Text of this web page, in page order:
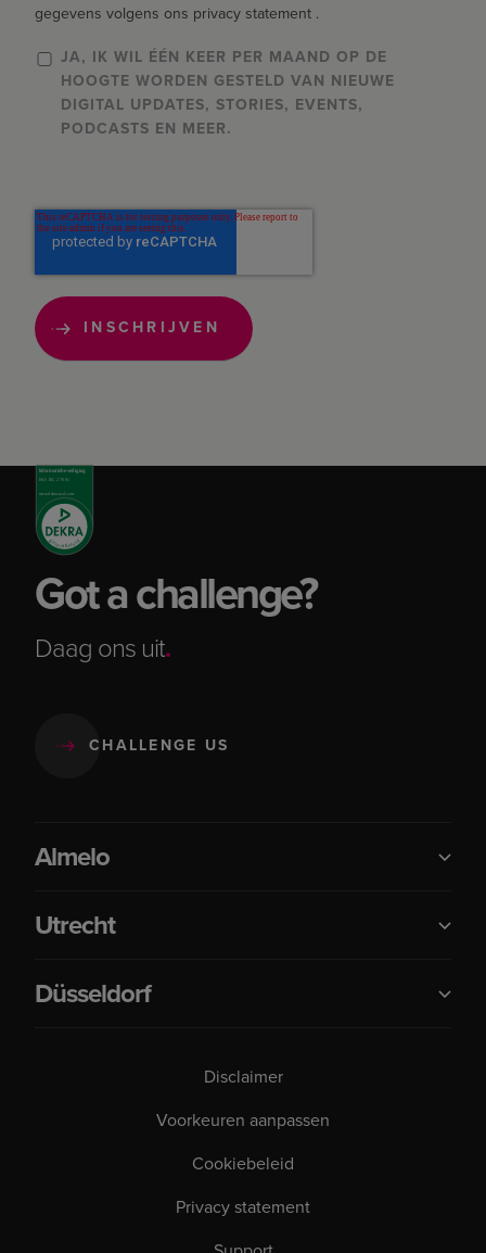
gegevens volgens ons privacy statement .
JA, IK WIL ÉÉN KEER PER MAAND OP DE
HOOGTE WORDEN GESTELD VAN NIEUWE
DIGITAL UPDATES, STORIES, EVENTS,
PODCASTS EN MEER.
Got a challenge?
Daag ons uit.
CHALLENGE US
Almelo
Utrecht
Düsseldorf
Disclaimer
Voorkeuren aanpassen
Cookiebeleid
Privacy statement